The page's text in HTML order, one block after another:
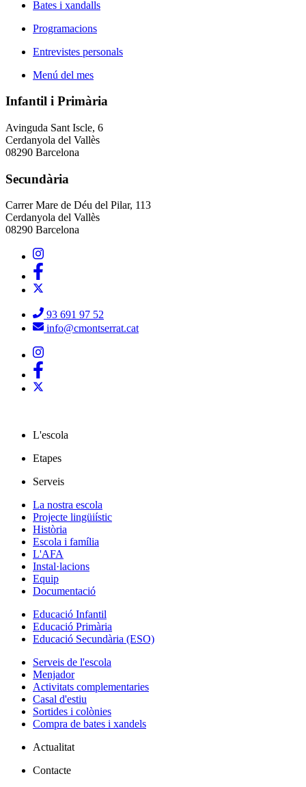
Bates i xandalls
Programacions
Entrevistes personals
Menú del mes
Infantil i Primària
Avinguda Sant Iscle, 6
Cerdanyola del Vallès
08290 Barcelona
Secundària
Carrer Mare de Déu del Pilar, 113
Cerdanyola del Vallès
08290 Barcelona
93 691 97 52
info@cmontserrat.cat
L'escola
Etapes
Serveis
La nostra escola
Projecte lingüiístic
Història
Escola i família
L'AFA
Instal·lacions
Equip
Documentació
Educació Infantil
Educació Primària
Educació Secundària (ESO)
Serveis de l'escola
Menjador
Activitats complementaries
Casal d'estiu
Sortides i colònies
Compra de bates i xandels
Actualitat
Contacte